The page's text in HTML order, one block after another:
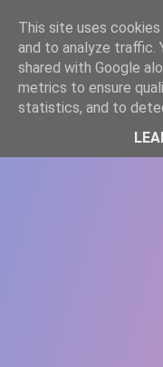
This site uses
and to analyze traffic.
shared with Google
metrics to ensure
statistics, and to